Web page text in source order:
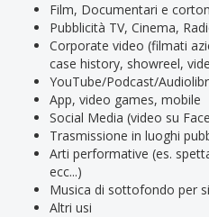
Film, Documentari e
Pubblicità TV, Cinema,
Corporate video (filmati
case history, showreel,
YouTube/Podcast/
App, video games, mobile
Social Media (video su
Trasmissione in luoghi
Arti performative (es.
ecc...)
Musica di sottofondo per
Altri usi